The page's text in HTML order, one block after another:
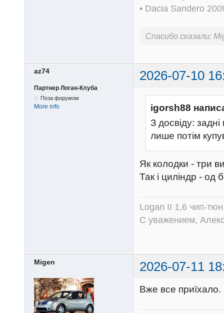
• Dacia Sandero
Спасибо сказали:
az74 2026-07-10
Партнер Логан-Клуба
Поза форумом
More info
igorsh88
З досвіду:
лише потім
Як колодки - три
Так і циліндр - од
Logan II 1,6 чип-
С уважением,
Migen 2026-07-11
Вже все